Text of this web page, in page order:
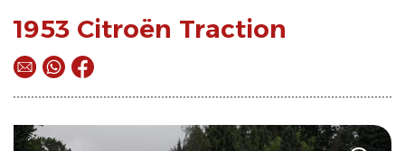
1953 Citroën Traction